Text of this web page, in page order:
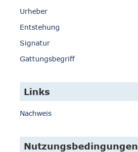
Urheber
Entstehung
Signatur
Gattungsbegriff
Links
Nachweis
Nutzungsbedingungen